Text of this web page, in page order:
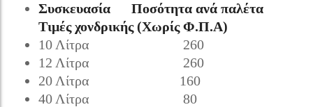
Συσκευασία Ποσότητα ανά παλέτα
Τιμές χονδρικής (Χωρίς Φ.Π.Α)
10 Λίτρα 260
12 Λίτρα 260
20 Λίτρα 160
40 Λίτρα 80